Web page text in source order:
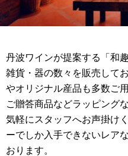
丹波ワインが提案する「和
雑貨・器の数々を販売して
やオリジナル産品も多数ご
ご贈答商品などラッピング
気軽にスタッフへお声掛け
ーでしか入手できないレア
おります。